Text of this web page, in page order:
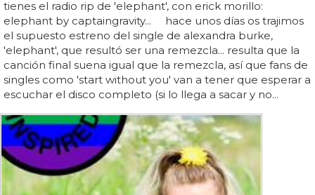
tienes el radio rip de 'elephant', con erick morillo:
elephant by captaingravity... hace unos días os trajimos
el supuesto estreno del single de alexandra burke,
'elephant', que resultó ser una remezcla... resulta que la
canción final suena igual que la remezcla, así que fans de
singles como 'start without you' van a tener que esperar a
escuchar el disco completo (si lo llega a sacar y no...